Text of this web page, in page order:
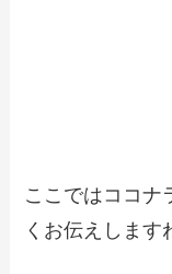
ここではココナ
くお伝えします